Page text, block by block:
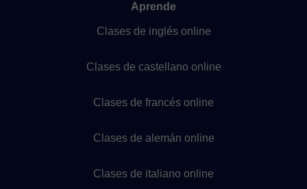
Aprende
Clases de inglés online
Clases de castellano online
Clases de francés online
Clases de alemán online
Clases de italiano online